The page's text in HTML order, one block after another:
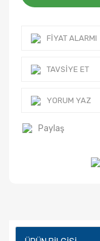
FIYAT ALARMI
TAVSIYE ET
YORUM YAZ
Paylaş